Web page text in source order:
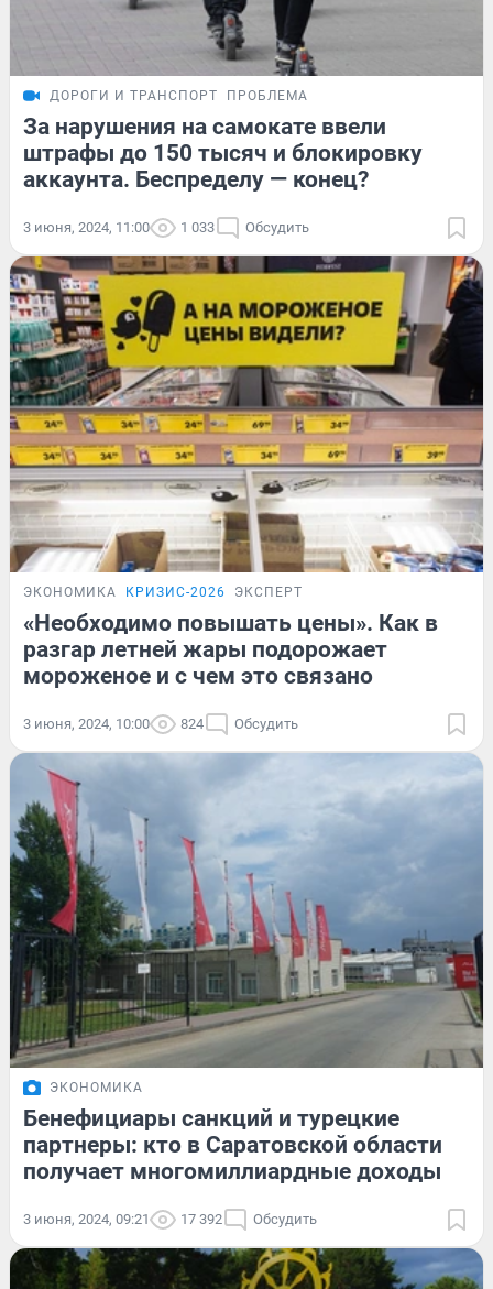
ДОРОГИ И ТРАНСПОРТ ПРОБЛЕМА
За нарушения на самокате ввели
штрафы до 150 тысяч и блокировку
аккаунта. Беспределу — конец?
3 июня, 2024, 11:00 1 033 Обсудить
ЭКОНОМИКА КРИЗИС-2026 ЭКСПЕРТ
«Необходимо повышать цены». Как в
разгар летней жары подорожает
мороженое и с чем это связано
3 июня, 2024, 10:00 824 Обсудить
ЭКОНОМИКА
Бенефициары санкций и турецкие
партнеры: кто в Саратовской области
получает многомиллиардные доходы
3 июня, 2024, 09:21 17 392 Обсудить